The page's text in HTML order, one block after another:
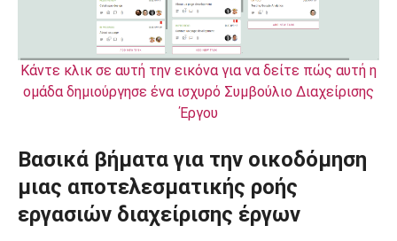
Κάντε κλικ σε αυτή την εικόνα για να δείτε πώς αυτή η
ομάδα δημιούργησε ένα ισχυρό Συμβούλιο Διαχείρισης
Έργου
Βασικά βήματα για την οικοδόμηση
μιας αποτελεσματικής ροής
εργασιών διαχείρισης έργων